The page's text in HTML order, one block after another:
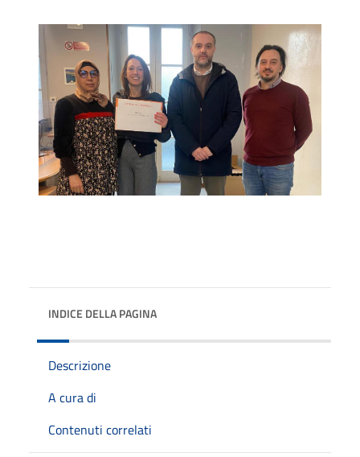
INDICE DELLA PAGINA
Descrizione
A cura di
Contenuti correlati